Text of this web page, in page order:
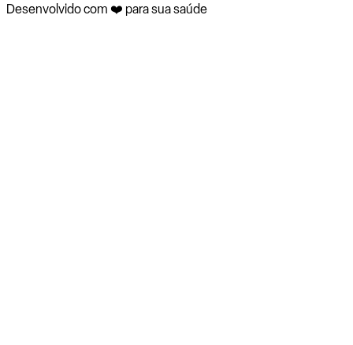
Desenvolvido com ❤️ para sua saúde